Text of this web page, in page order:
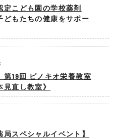
定こども園の学校薬剤
どもたちの健康をサポー
第19回 ピノキオ栄養教室
見直し教室》
局スペシャルイベント】